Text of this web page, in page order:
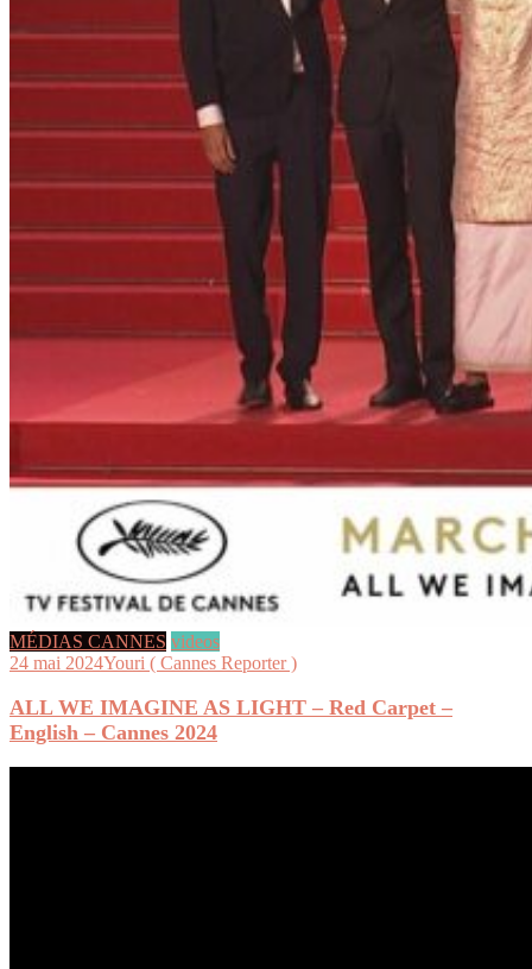
MÉDIAS CANNES videos
24 mai 2024Youri ( Cannes Reporter )
ALL WE IMAGINE AS LIGHT – Red Carpet –
English – Cannes 2024